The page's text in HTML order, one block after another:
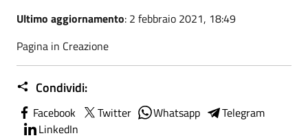
Ultimo aggiornamento: 2 febbraio 2021, 18:49
Pagina in Creazione
Condividi:
Facebook Twitter Whatsapp
Telegram
LinkedIn